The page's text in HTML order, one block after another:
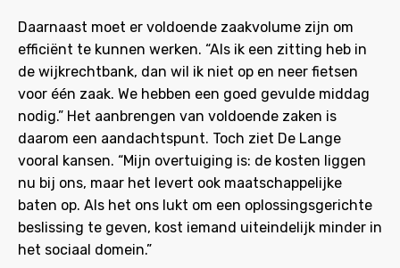
Daarnaast moet er voldoende zaakvolume zijn om
efficiënt te kunnen werken. “Als ik een zitting heb in
de wijkrechtbank, dan wil ik niet op en neer fietsen
voor één zaak. We hebben een goed gevulde middag
nodig.” Het aanbrengen van voldoende zaken is
daarom een aandachtspunt. Toch ziet De Lange
vooral kansen. “Mijn overtuiging is: de kosten liggen
nu bij ons, maar het levert ook maatschappelijke
baten op. Als het ons lukt om een oplossingsgerichte
beslissing te geven, kost iemand uiteindelijk minder in
het sociaal domein.”